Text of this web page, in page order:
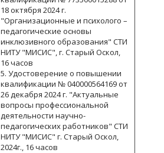
18 октября 2024 г.
"Организационные и психолого –
педагогические основы
инклюзивного образования" СТИ
НИТУ "МИСИС", г. Старый Оскол,
16 часов
5. Удостоверение о повышении
квалификации № 040000564169 от
26 декабря 2024 г. "Актуальные
вопросы профессиональной
деятельности научно-
педагогических работников" СТИ
НИТУ "МИСИС" г. Старый Оскол,
2024г., 16 часов